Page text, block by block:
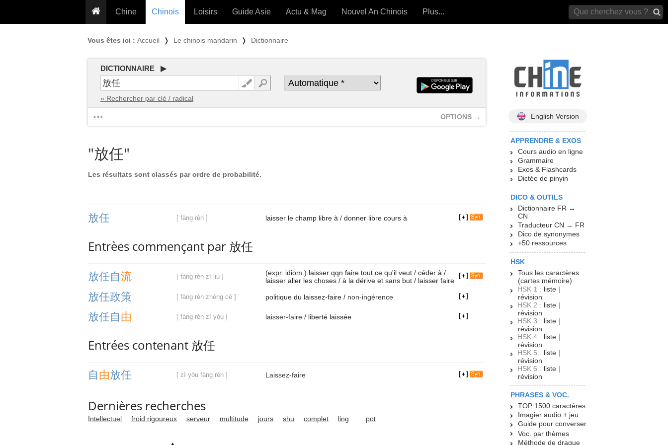
Chine
Conseils voyageurs
Plantes médicinales
Proverbes
Calendrier en ligne
Chinois
Grammaire
Exos & Flashcards
Loisirs
PLUS (24 OUTILS) »
Guide Asie Actu & Mag Nouvel An Chinois Plus...
Vous êtes ici : Accueil ❭ Le chinois mandarin ❭ Dictionnaire
DICTIONNAIRE ▶
» Rechercher par clé / radical
... OPTIONS →
"放任"
Les résultats sont classés par ordre de probabilité.
放任 [ fàng rèn ] laisser le champ libre à / donner libre cours à
Entrèes commençant par 放任
放任自流 [ fàng rèn zì liú ]
(expr. idiom.) laisser qqn faire tout ce qu'il veut / céder à /
laisser aller les choses / à la dérive et sans but / laisser faire
放任政策 [ fàng rèn zhèng cè ] politique du laissez-faire / non-ingérence
放任自由 [ fàng rèn zì yóu ] laisser-faire / liberté laissée
Entrées contenant 放任
自由放任 [ zì yóu fàng rèn ] Laissez-faire
Dernières recherches
Intellectuel froid rigoureux serveur multitude jours shu complet ling pot
English Version
APPRENDRE & EXOS
Cours audio en ligne
Grammaire
Exos & Flashcards
Dictée de pinyin
DICO & OUTILS
Dictionnaire FR ↔
CN
Traducteur CN → FR
Dico de synonymes
+50 ressources
HSK
Tous les caractères
(cartes mémoire)
HSK 1 : liste |
révision
HSK 2 : liste |
révision
HSK 3 : liste |
révision
HSK 4 : liste |
révision
HSK 5 : liste |
révision
HSK 6 : liste |
révision
PHRASES & VOC.
TOP 1500 caractères
Imagier audio + jeu
Guide pour converser
Voc. par thèmes
Méthode de drague